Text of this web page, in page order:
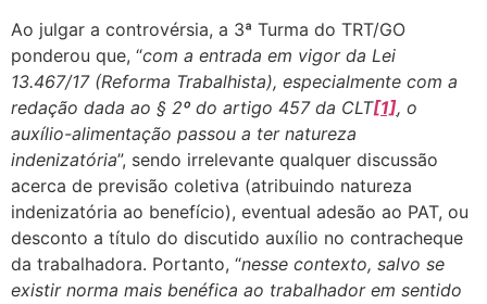
Ao julgar a controvérsia, a 3ª Turma do TRT/GO
ponderou que, “com a entrada em vigor da Lei
13.467/17 (Reforma Trabalhista), especialmente com a
redação dada ao § 2º do artigo 457 da CLT[1], o
auxílio-alimentação passou a ter natureza
indenizatória”, sendo irrelevante qualquer discussão
acerca de previsão coletiva (atribuindo natureza
indenizatória ao benefício), eventual adesão ao PAT, ou
desconto a título do discutido auxílio no contracheque
da trabalhadora. Portanto, “nesse contexto, salvo se
existir norma mais benéfica ao trabalhador em sentido